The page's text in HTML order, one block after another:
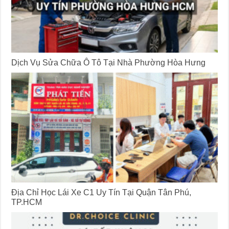
Dịch Vụ Sửa Chữa Ô Tô Tại Nhà Phường Hòa Hưng
Địa Chỉ Học Lái Xe C1 Uy Tín Tại Quận Tân Phú,
TP.HCM